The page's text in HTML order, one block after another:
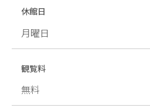
休館日
月曜日
観覧料
無料